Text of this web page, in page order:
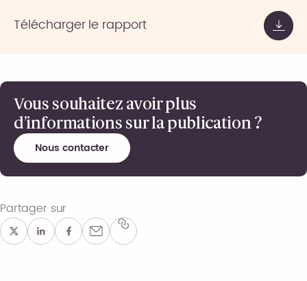
Télécharger le rapport
Vous souhaitez avoir plus
d’informations sur la publication ?
Nous contacter
Partager sur